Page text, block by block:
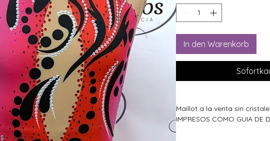
In den Warenkorb
Maillot a la venta sin
IMPRESOS COMO GUIA DE